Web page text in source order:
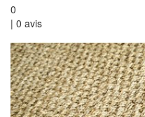
0
| 0 avis